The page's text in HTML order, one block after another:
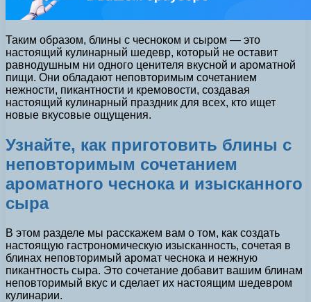
Таким образом, блины с чесноком и сыром — это
настоящий кулинарный шедевр, который не оставит
равнодушным ни одного ценителя вкусной и ароматной
пищи. Они обладают неповторимым сочетанием
нежности, пикантности и кремовости, создавая
настоящий кулинарный праздник для всех, кто ищет
новые вкусовые ощущения.
Узнайте, как приготовить блины с
неповторимым сочетанием
ароматного чеснока и изысканного
сыра
В этом разделе мы расскажем вам о том, как создать
настоящую гастрономическую изысканность, сочетая в
блинах неповторимый аромат чеснока и нежную
пикантность сыра. Это сочетание добавит вашим блинам
неповторимый вкус и сделает их настоящим шедевром
кулинарии.